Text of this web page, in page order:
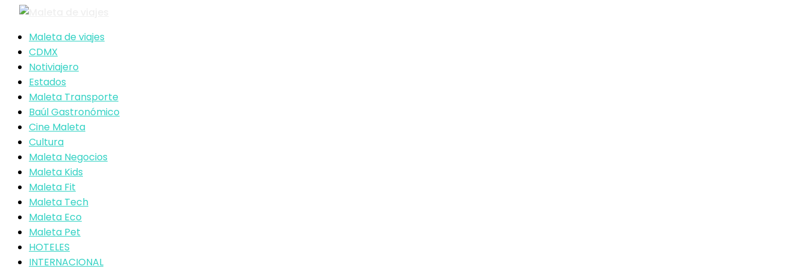
Maleta de viajes
CDMX
Notiviajero
Estados
Maleta Transporte
Baúl Gastronómico
Cine Maleta
Cultura
Maleta Negocios
Maleta Kids
Maleta Fit
Maleta Tech
Maleta Eco
Maleta Pet
HOTELES
INTERNACIONAL